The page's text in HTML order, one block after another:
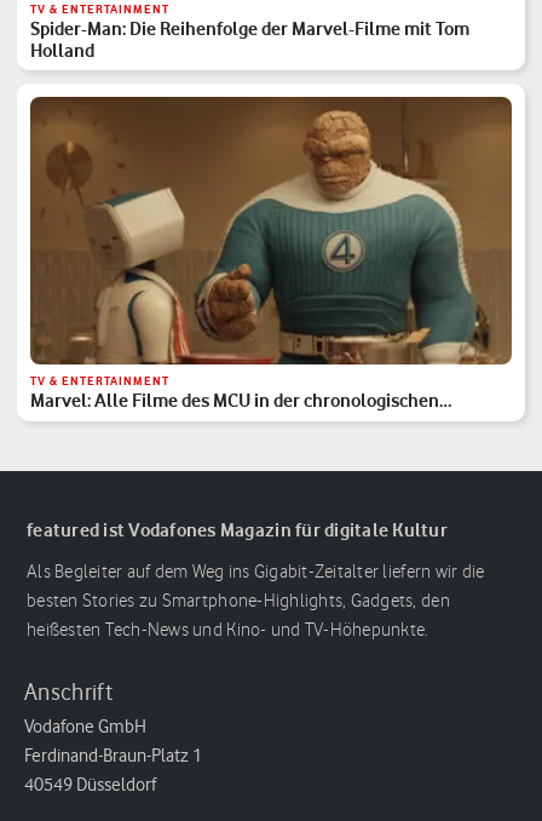
TV & ENTERTAINMENT
Spider-Man: Die Reihenfolge der Marvel-Filme mit Tom
Holland
TV & ENTERTAINMENT
Marvel: Alle Filme des MCU in der chronologischen
Reihenfolge
featured ist Vodafones Magazin für digitale Kultur
Als Begleiter auf dem Weg ins Gigabit-Zeitalter liefern wir die
besten Stories zu Smartphone-Highlights, Gadgets, den
heißesten Tech-News und Kino- und TV-Höhepunkte.
Anschrift
Vodafone GmbH
Ferdinand-Braun-Platz 1
40549 Düsseldorf